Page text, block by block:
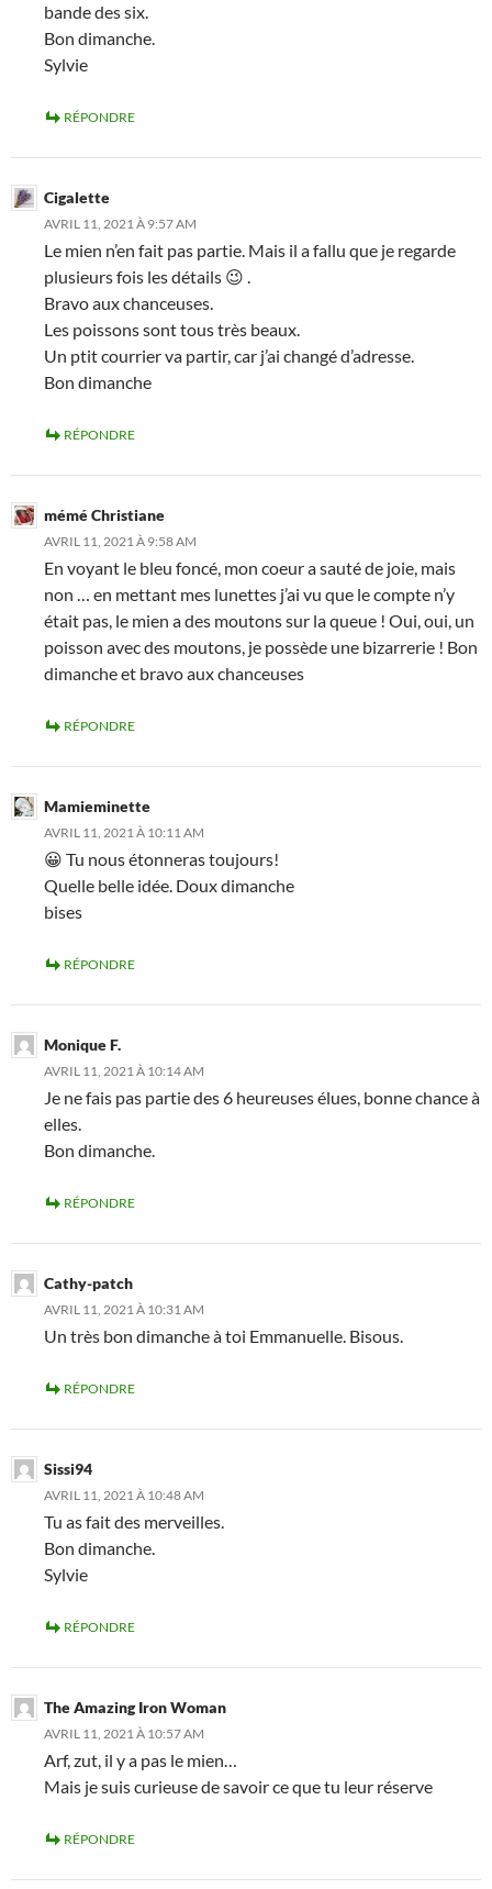
bande des six.
Bon dimanche.
Sylvie
RÉPONDRE
Cigalette
AVRIL 11, 2021 À 9:57 AM
Le mien n’en fait pas partie. Mais il a fallu que je regarde
plusieurs fois les détails 😉 .
Bravo aux chanceuses.
Les poissons sont tous très beaux.
Un ptit courrier va partir, car j’ai changé d’adresse.
Bon dimanche
RÉPONDRE
mémé Christiane
AVRIL 11, 2021 À 9:58 AM
En voyant le bleu foncé, mon coeur a sauté de joie, mais
non … en mettant mes lunettes j’ai vu que le compte n’y
était pas, le mien a des moutons sur la queue ! Oui, oui, un
poisson avec des moutons, je possède une bizarrerie ! Bon
dimanche et bravo aux chanceuses
RÉPONDRE
Mamieminette
AVRIL 11, 2021 À 10:11 AM
😀 Tu nous étonneras toujours!
Quelle belle idée. Doux dimanche
bises
RÉPONDRE
Monique F.
AVRIL 11, 2021 À 10:14 AM
Je ne fais pas partie des 6 heureuses élues, bonne chance à
elles.
Bon dimanche.
RÉPONDRE
Cathy-patch
AVRIL 11, 2021 À 10:31 AM
Un très bon dimanche à toi Emmanuelle. Bisous.
RÉPONDRE
Sissi94
AVRIL 11, 2021 À 10:48 AM
Tu as fait des merveilles.
Bon dimanche.
Sylvie
RÉPONDRE
The Amazing Iron Woman
AVRIL 11, 2021 À 10:57 AM
Arf, zut, il y a pas le mien…
Mais je suis curieuse de savoir ce que tu leur réserve
RÉPONDRE